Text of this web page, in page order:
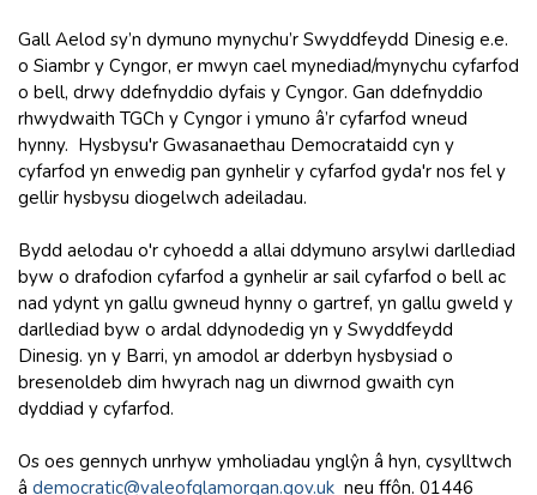
Gall Aelod sy’n dymuno mynychu’r Swyddfeydd Dinesig e.e.
o Siambr y Cyngor, er mwyn cael mynediad/mynychu cyfarfod
o bell, drwy ddefnyddio dyfais y Cyngor. Gan ddefnyddio
rhwydwaith TGCh y Cyngor i ymuno â’r cyfarfod wneud
hynny. Hysbysu'r Gwasanaethau Democrataidd cyn y
cyfarfod yn enwedig pan gynhelir y cyfarfod gyda'r nos fel y
gellir hysbysu diogelwch adeiladau.
Bydd aelodau o'r cyhoedd a allai ddymuno arsylwi darllediad
byw o drafodion cyfarfod a gynhelir ar sail cyfarfod o bell ac
nad ydynt yn gallu gwneud hynny o gartref, yn gallu gweld y
darllediad byw o ardal ddynodedig yn y Swyddfeydd
Dinesig. yn y Barri, yn amodol ar dderbyn hysbysiad o
bresenoldeb dim hwyrach nag un diwrnod gwaith cyn
dyddiad y cyfarfod.
Os oes gennych unrhyw ymholiadau ynglŷn â hyn, cysylltwch
â democratic@valeofglamorgan.gov.uk neu ffôn. 01446